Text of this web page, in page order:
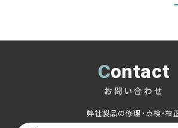
Contact
お問い合わせ
弊社製品の修理・点検・校